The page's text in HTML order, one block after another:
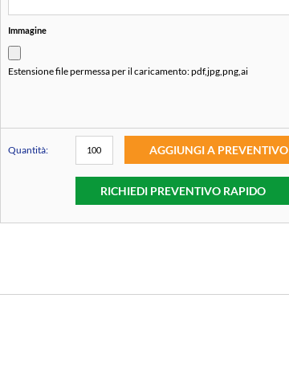
Immagine
Estensione file permessa per il caricamento:pdf,jpg,png,ai
Quantità: AGGIUNGI A PREVENTIVO
RICHIEDI PREVENTIVO RAPIDO